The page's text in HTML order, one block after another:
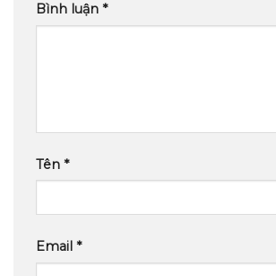
Bình luận *
Tên *
Email *